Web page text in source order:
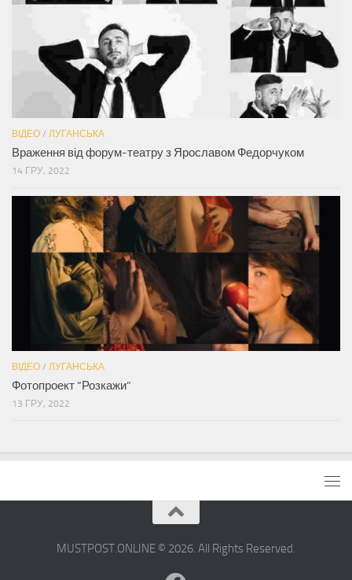
ВІДЕО / ЛУГАНСЬКА
Враження від форум-театру з Ярославом Федорчуком
14 ГРУ, 2022
ВІДЕО / ЛУГАНСЬКА
Фотопроект “Розкажи”
13 ГРУ, 2022
MUSTPOST.ONLINE © 2026. All Rights Reserved.